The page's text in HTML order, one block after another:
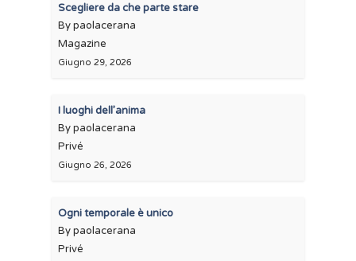
Scegliere da che parte stare
By paolacerana
Magazine
Giugno 29, 2026
I luoghi dell’anima
By paolacerana
Privé
Giugno 26, 2026
Ogni temporale è unico
By paolacerana
Privé